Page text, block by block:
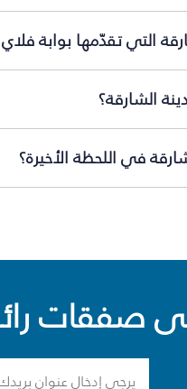
التي تقدّمها بوابة
الشارقة؟
في اللحظة الأخيرة؟
صفقات